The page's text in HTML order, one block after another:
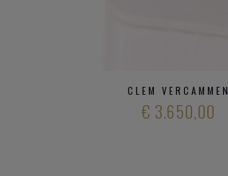
CLEM VERCAMMEN
€ 3.650,00